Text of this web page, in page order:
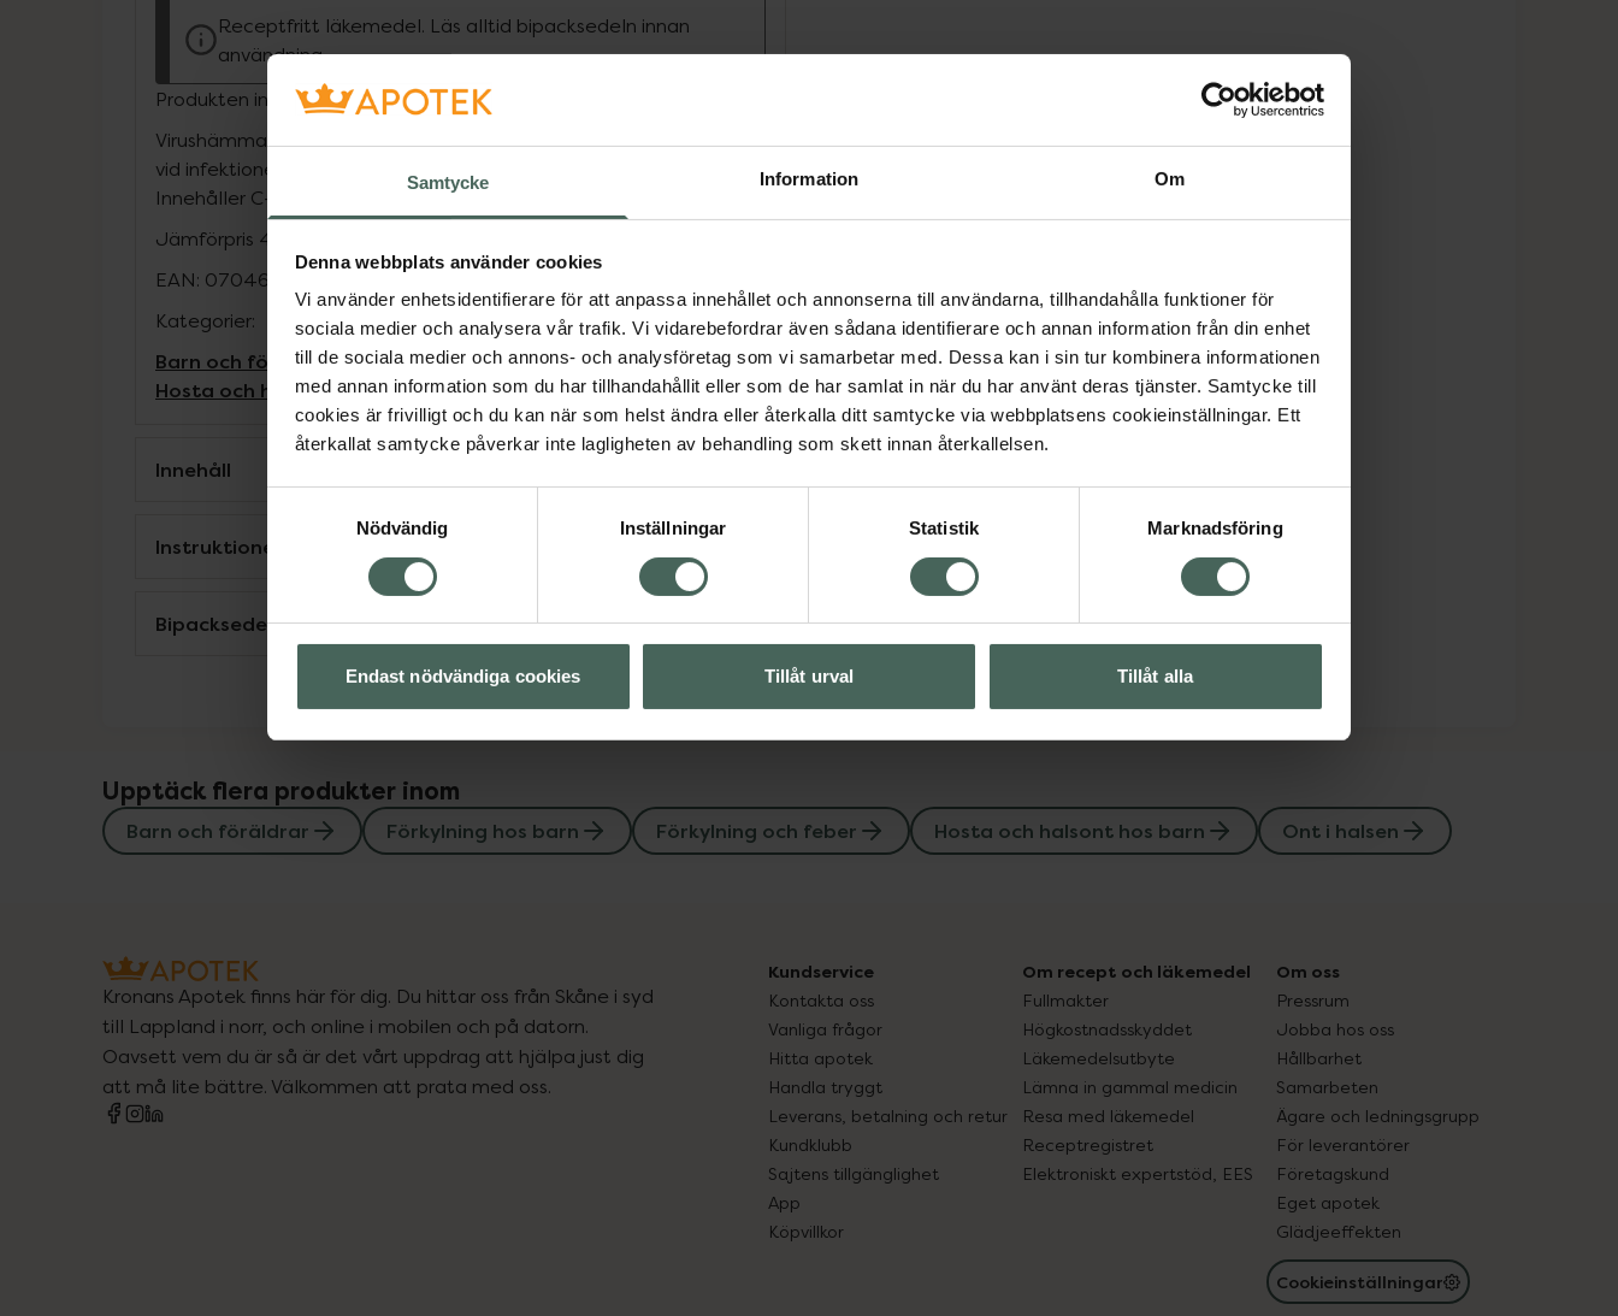
Samtycke Information Om
Denna webbplats använder cookies
Vi använder enhetsidentifierare för att anpassa innehållet och annonserna till användarna, tillhandahålla funktioner för
sociala medier och analysera vår trafik. Vi vidarebefordrar även sådana identifierare och annan information från din enhet
till de sociala medier och annons- och analysföretag som vi samarbetar med. Dessa kan i sin tur kombinera informationen
med annan information som du har tillhandahållit eller som de har samlat in när du har använt deras tjänster. Samtycke till
cookies är frivilligt och du kan när som helst ändra eller återkalla ditt samtycke via webbplatsens cookieinställningar. Ett
återkallat samtycke påverkar inte lagligheten av behandling som skett innan återkallelsen.
Nödvändig
Inställningar Statistik Marknadsföring
Endast nödvändiga cookies Tillåt urval Tillåt alla
Receptfritt läkemedel. Läs alltid bipacksedeln innan
användning.
Produkten innehåller tillsatt socker
Virushämmande & antibakteriell. Smärtlindring på 5 min. Används
vid infektioner i munhåla & svalg. Effekt i 2 timmar. Från 6 år.
Innehåller C-vitamin.
Jämförpris 4,13 kr
EAN: 07046264916681
Kategorier:
Barn och föräldrar Förkylning hos barnFörkylning och feber
Hosta och halsont hos barnOnt i halsen
Innehåll
Instruktioner Visa
Bipacksedel från FASS Visa
Upptäck flera produkter inom
Barn och föräldrar Förkylning hos barn Förkylning och feber Hosta och halsont hos barn Ont i halsen
Kronans Apotek finns här för dig. Du hittar oss från Skåne i syd
till Lappland i norr, och online i mobilen och på datorn.
Oavsett vem du är så är det vårt uppdrag att hjälpa just dig
att må lite bättre. Välkommen att prata med oss.
Kundservice
Kontakta oss
Vanliga frågor
Hitta apotek
Handla tryggt
Leverans, betalning och retur
Kundklubb
Sajtens tillgänglighet
App
Köpvillkor
Om recept och läkemedel
Fullmakter
Högkostnadsskyddet
Läkemedelsutbyte
Lämna in gammal medicin
Resa med läkemedel
Receptregistret
Elektroniskt expertstöd, EES
Om oss
Pressrum
Jobba hos oss
Hållbarhet
Samarbeten
Ägare och ledningsgrupp
För leverantörer
Företagskund
Eget apotek
Glädjeeffekten
Cookieinställningar